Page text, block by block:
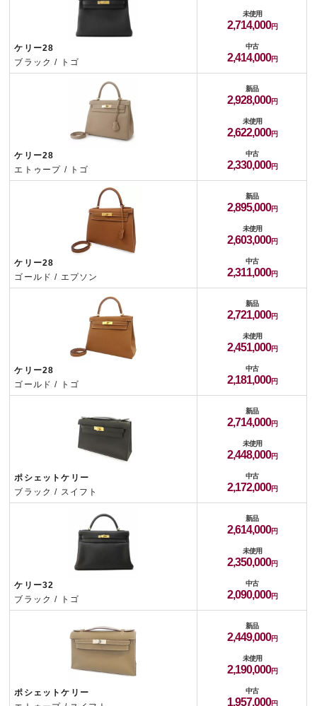
ケリー28
ブラック / トゴ
未使用
2,714,000
中古
2,414,000
ケリー28
エトゥープ / トゴ
新品
2,928,000
未使用
2,622,000
中古
2,330,000
ケリー28
ゴールド / エプソン
新品
2,895,000
未使用
2,603,000
中古
2,311,000
ケリー28
ゴールド / トゴ
新品
2,721,000
未使用
2,451,000
中古
2,181,000
ポシェットケリー
ブラック / スイフト
新品
2,714,000
未使用
2,448,000
中古
2,172,000
ケリー32
ブラック / トゴ
新品
2,614,000
未使用
2,350,000
中古
2,090,000
ポシェットケリー
新品
2,449,000
未使用
2,190,000
中古
1,957,000